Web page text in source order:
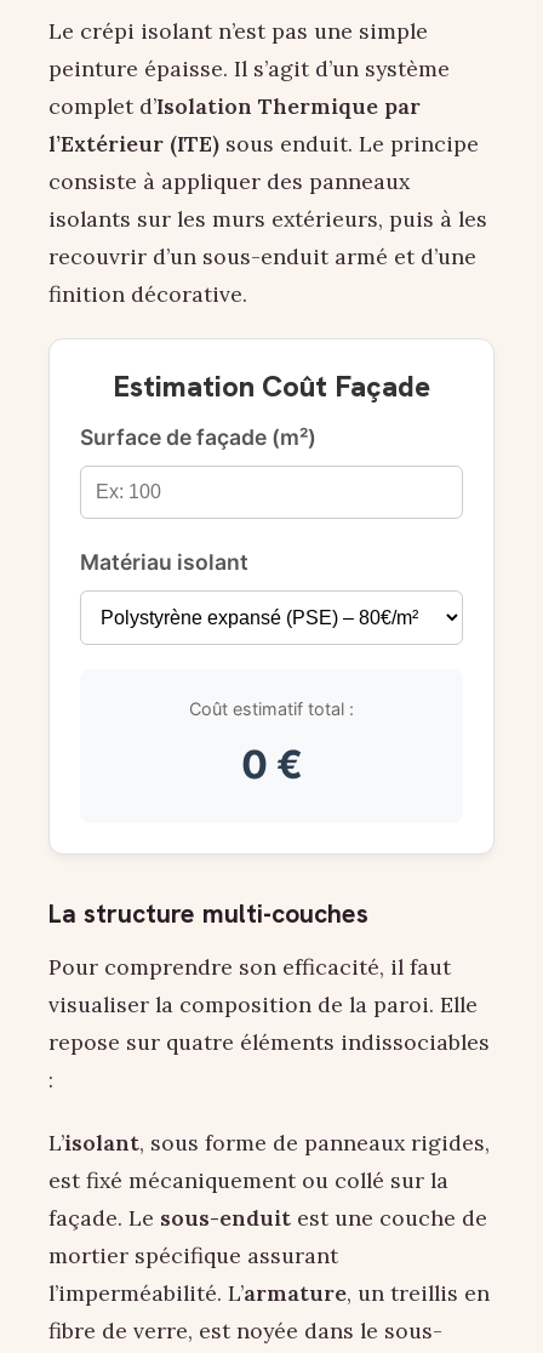
Le crépi isolant n’est pas une simple
peinture épaisse. Il s’agit d’un système
complet d’Isolation Thermique par
l’Extérieur (ITE) sous enduit. Le principe
consiste à appliquer des panneaux
isolants sur les murs extérieurs, puis à les
recouvrir d’un sous-enduit armé et d’une
finition décorative.
Estimation Coût Façade
Surface de façade (m²)
Matériau isolant
Coût estimatif total :
0 €
La structure multi-couches
Pour comprendre son efficacité, il faut
visualiser la composition de la paroi. Elle
repose sur quatre éléments indissociables
:
L’isolant, sous forme de panneaux rigides,
est fixé mécaniquement ou collé sur la
façade. Le sous-enduit est une couche de
mortier spécifique assurant
l’imperméabilité. L’armature, un treillis en
fibre de verre, est noyée dans le sous-